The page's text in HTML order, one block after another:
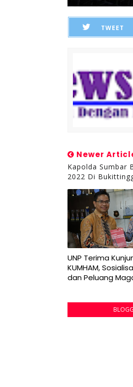
TWEET
Newer
Kapolda Sumbar
2022 Di
UNP Terima
KUMHAM,
dan Peluang